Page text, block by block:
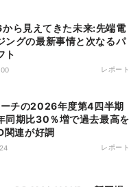
ら見えてきた未来:先端電
ングの最新事情と次なるパ
ト
レポート
同期比30％増で過去最高を
関連が好調
レポート